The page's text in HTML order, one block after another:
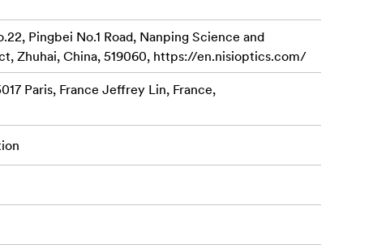
Pingbei No.1 Road, Nanping Science and
Zhuhai, China, 519060, https://en.nisioptics.com/
Paris, France Jeffrey Lin, France,